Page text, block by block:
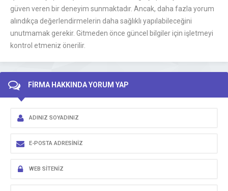
güven veren bir deneyim sunmaktadır. Ancak, daha fazla yorum
alındıkça değerlendirmelerin daha sağlıklı yapılabileceğini
unutmamak gerekir. Gitmeden önce güncel bilgiler için işletmeyi
kontrol etmeniz önerilir.
FİRMA HAKKINDA YORUM YAP